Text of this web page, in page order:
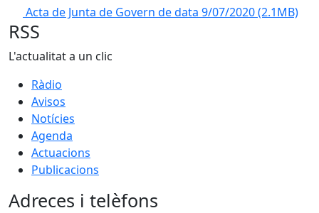
Acta de Junta de Govern de data 9/07/2020(2.1MB)
RSS
L'actualitat a un clic
Ràdio
Avisos
Notícies
Agenda
Actuacions
Publicacions
Adreces i telèfons